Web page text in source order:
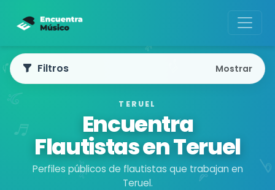
TERUEL
Encuentra
Flautistas en Teruel
Perfiles públicos de flautistas que trabajan en
Teruel.
Filtros Mostrar